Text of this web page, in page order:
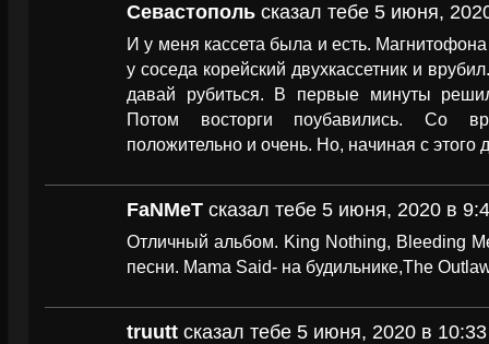
Севастополь сказал тебе 5 июня,
И у меня кассета была и есть.
у соседа корейский двухкассетник и
давай рубиться. В первые минуты
Потом восторги поубавились. Со
положительно и очень. Но, начиная с этого
FaNMeT сказал тебе 5 июня, 2020 в
Отличный альбом. King Nothing, Bleeding
песни. Mama Said- на будильнике,The
truutt сказал тебе 5 июня, 2020 в